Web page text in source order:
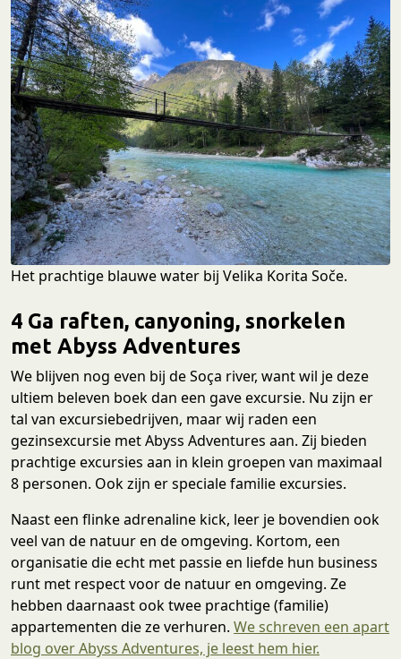
Het prachtige blauwe water bij Velika Korita Soče.
4 Ga raften, canyoning, snorkelen
met Abyss Adventures
We blijven nog even bij de Soça river, want wil je deze
ultiem beleven boek dan een gave excursie. Nu zijn er
tal van excursiebedrijven, maar wij raden een
gezinsexcursie met Abyss Adventures aan. Zij bieden
prachtige excursies aan in klein groepen van maximaal
8 personen. Ook zijn er speciale familie excursies.
Naast een flinke adrenaline kick, leer je bovendien ook
veel van de natuur en de omgeving. Kortom, een
organisatie die echt met passie en liefde hun business
runt met respect voor de natuur en omgeving. Ze
hebben daarnaast ook twee prachtige (familie)
appartementen die ze verhuren. We schreven een apart
blog over Abyss Adventures, je leest hem hier.